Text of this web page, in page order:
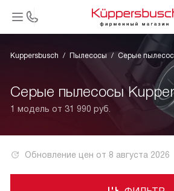
Kuppersbusch Пылесосы Серые
Серые пылесосы
1 модель от 31 990 руб.
Обновление цен от 8 августа 2026